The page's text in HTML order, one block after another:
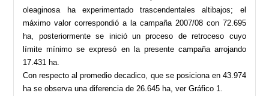
oleaginosa ha experimentado trascendentales altibajos; el
máximo valor correspondió a la campaña 2007/08 con 72.695
ha, posteriormente se inició un proceso de retroceso cuyo
límite mínimo se expresó en la presente campaña arrojando
17.431 ha.
Con respecto al promedio decadico, que se posiciona en 43.974
ha se observa una diferencia de 26.645 ha, ver Gráfico 1.